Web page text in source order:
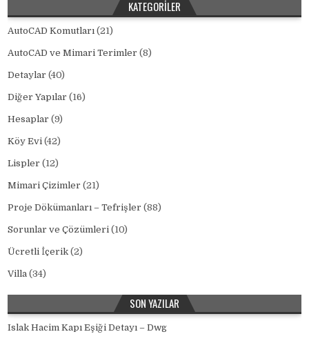
KATEGORILER
AutoCAD Komutları (21)
AutoCAD ve Mimari Terimler (8)
Detaylar (40)
Diğer Yapılar (16)
Hesaplar (9)
Köy Evi (42)
Lispler (12)
Mimari Çizimler (21)
Proje Dökümanları – Tefrişler (88)
Sorunlar ve Çözümleri (10)
Ücretli İçerik (2)
Villa (34)
SON YAZILAR
Islak Hacim Kapı Eşiği Detayı – Dwg